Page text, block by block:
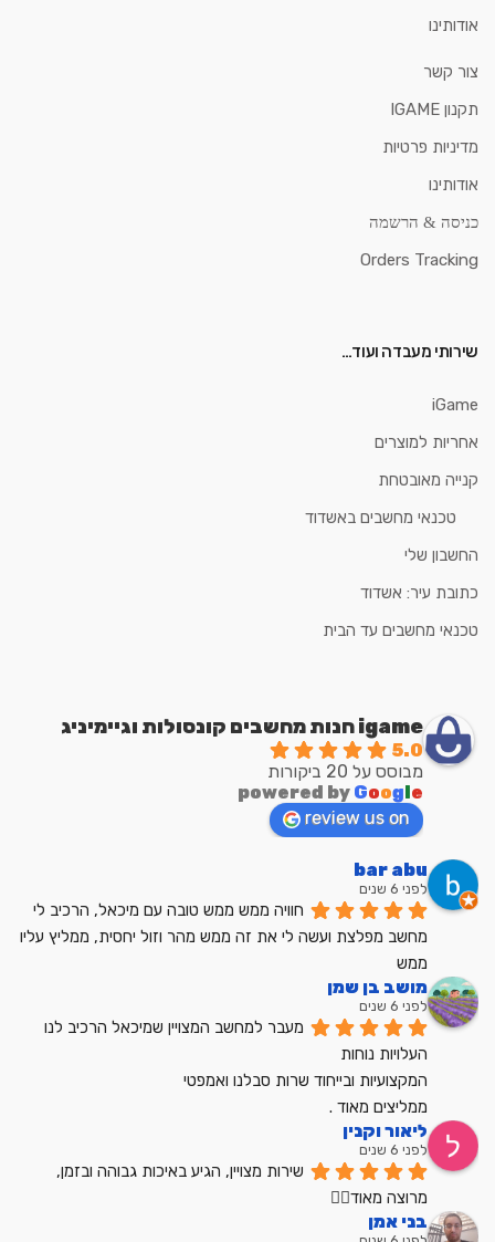
אודותינו
צור קשר
תקנון IGAME
מדיניות פרטיות
אודותינו
כניסה & הרשמה
Orders Tracking
שירותי מעבדה ועוד…
iGame
אחריות למוצרים
קנייה מאובטחת
טכנאי מחשבים באשדוד
החשבון שלי
כתובת עיר: אשדוד
טכנאי מחשבים עד הבית
igame חנות מחשבים קונסולות וגיימיניג
5.0
מבוסס על 20 ביקורות
powered by Goog e
review us on
bar abu
לפני 6 שנים
ממש
מושב בן שמן
לפני 6 שנים
מעבר למחשב המצויין שמיכאל הרכיב לנו
העלויות נוחות
המקצועיות ובייחוד שרות סבלנו ואמפטי
ממליצים מאוד .
ליאור וקנין
לפני 6 שנים
מרוצה מאוד👍🏼
בני אמן